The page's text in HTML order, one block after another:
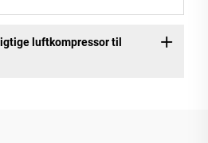
luftkompressor til